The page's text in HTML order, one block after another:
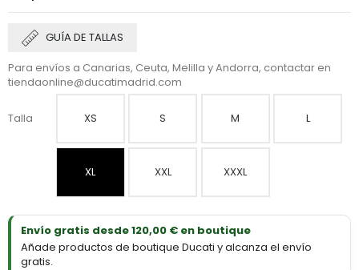
GUÍA DE TALLAS
Para envíos a Canarias, Ceuta, Melilla y Andorra, contactar en
tiendaonline@ducatimadrid.com
Talla XS S M L
XL XXL XXXL
Envío gratis desde 120,00 € en boutique
Añade productos de boutique Ducati y alcanza el envío
gratis.